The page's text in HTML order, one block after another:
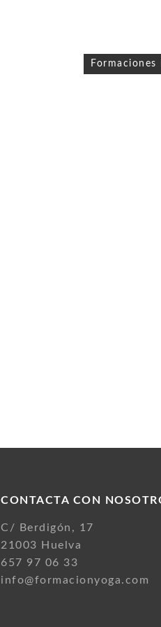
CONTACTA CON
C/ Berdigón, 17
21003 Huelva
657 97 06 33
info@formacionyoga.com